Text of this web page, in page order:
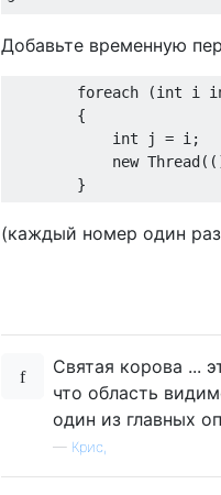
Добавьте временную
foreach (int i
        {
int j = i;
new
(каждый номер один
Святая корова ...
что область
один из главных
— Крис,